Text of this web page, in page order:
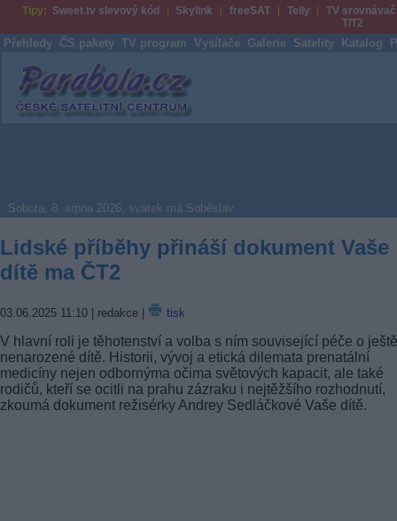
Tipy: Sweet.tv slevový kód Skylink freeSAT Telly
TV srovnávač
T/T2
Přehledy ČS pakety TV program Vysílače Galerie Satelity Katalog
Parabola.cz
Sobota, 8. srpna 2026, svátek má Soběslav
Lidské příběhy přináší dokument Vaše
dítě ma ČT2
03.06.2025 11:10 | redakce | tisk
V hlavní roli je těhotenství a volba s ním související péče o ještě
nenarozené dítě. Historii, vývoj a etická dilemata prenatální
medicíny nejen odbornýma očima světových kapacit, ale také
rodičů, kteří se ocitli na prahu zázraku i nejtěžšího rozhodnutí,
zkoumá dokument režisérky Andrey Sedláčkové Vaše dítě.